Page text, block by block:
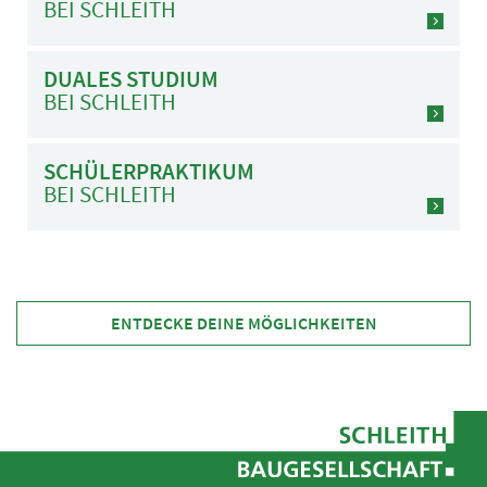
BEI SCHLEITH
DUALES STUDIUM
BEI SCHLEITH
SCHÜLERPRAKTIKUM
BEI SCHLEITH
ENTDECKE DEINE MÖGLICHKEITEN